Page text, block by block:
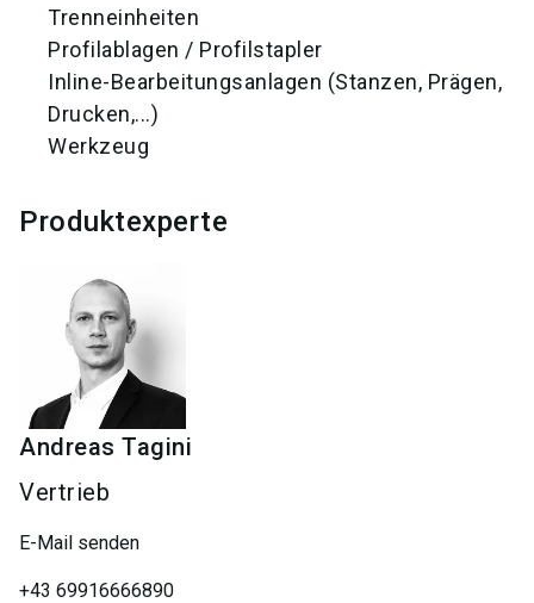
Trenneinheiten
Profilablagen / Profilstapler
Inline-Bearbeitungsanlagen (Stanzen, Prägen,
Drucken,...)
Werkzeug
Produktexperte
Andreas Tagini
Vertrieb
E-Mail senden
+43 69916666890